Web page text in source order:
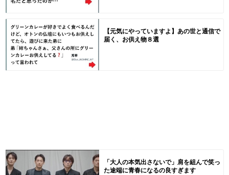
【元気にやっていますよ】あの世と通信で
届く、お供え物８選
「大人の本気出さないで」肩を組んで笑っ
た途端に青春になるの良すぎます